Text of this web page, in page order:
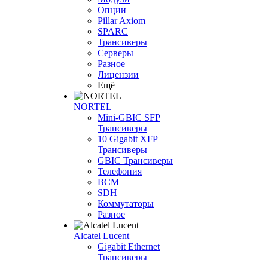
Опции
Pillar Axiom
SPARC
Трансиверы
Серверы
Разное
Лицензии
Ещё
NORTEL
Mini-GBIC SFP
Трансиверы
10 Gigabit XFP
Трансиверы
GBIC Трансиверы
Телефония
BCM
SDH
Коммутаторы
Разное
Alcatel Lucent
Gigabit Ethernet
Трансиверы